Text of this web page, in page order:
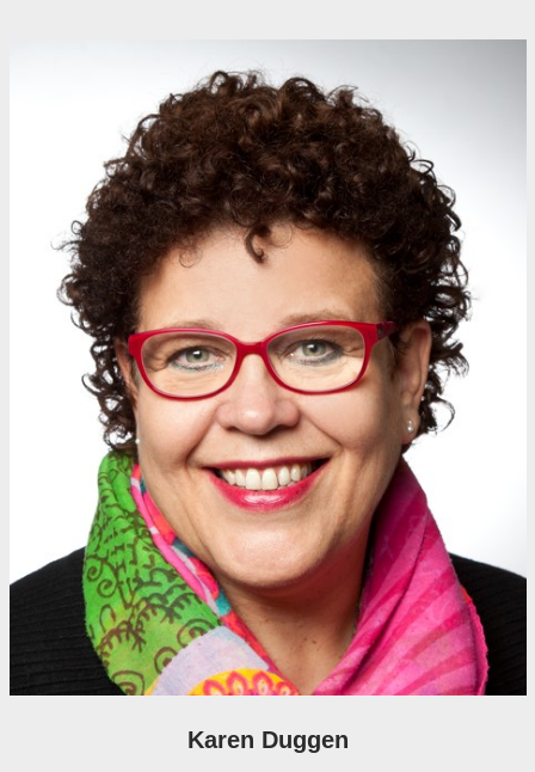
Karen Duggen